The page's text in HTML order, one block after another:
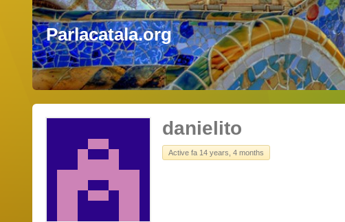
Parlacatala.org
danielito
Active fa 14 years, 4 months